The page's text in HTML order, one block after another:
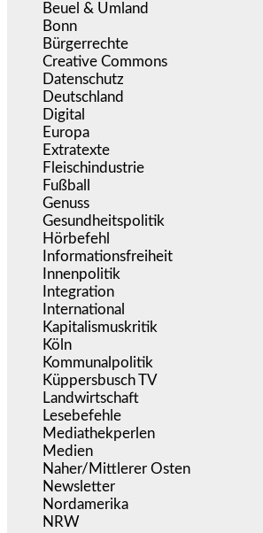
Beuel & Umland
Bonn
Bürgerrechte
Creative Commons
Datenschutz
Deutschland
Digital
Europa
Extratexte
Fleischindustrie
Fußball
Genuss
Gesundheitspolitik
Hörbefehl
Informationsfreiheit
Innenpolitik
Integration
International
Kapitalismuskritik
Köln
Kommunalpolitik
Küppersbusch TV
Landwirtschaft
Lesebefehle
Mediathekperlen
Medien
Naher/Mittlerer Osten
Newsletter
Nordamerika
NRW